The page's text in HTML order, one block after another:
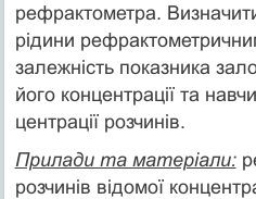
рефрактометра.
рідини
залежність показника
його концентрації та
центрації розчинів.
Прилади та матеріали:
розчинів відомої